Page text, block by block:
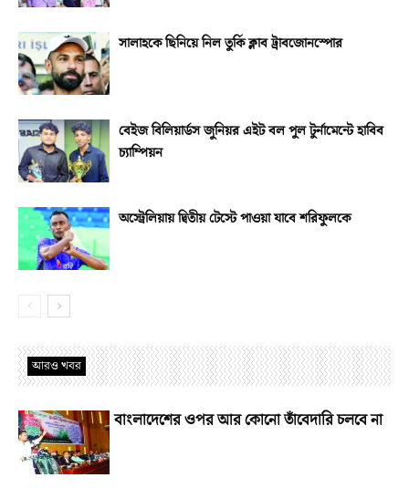
সালাহকে ছিনিয়ে নিল তুর্কি ক্লাব ট্রাবজোনস্পোর
বেইজ বিলিয়ার্ডস জুনিয়র এইট বল পুল টুর্নামেন্টে হাবিব
চ্যাম্পিয়ন
অস্ট্রেলিয়ায় দ্বিতীয় টেস্টে পাওয়া যাবে শরিফুলকে
আরও খবর
বাংলাদেশের ওপর আর কোনো তাঁবেদারি চলবে না